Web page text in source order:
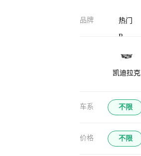
品牌 热门
R
凯迪拉克
凯马
车系 不限
价格 不限